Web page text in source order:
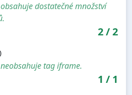
dostatečné množství
2/2
tag iframe.
1 / 1